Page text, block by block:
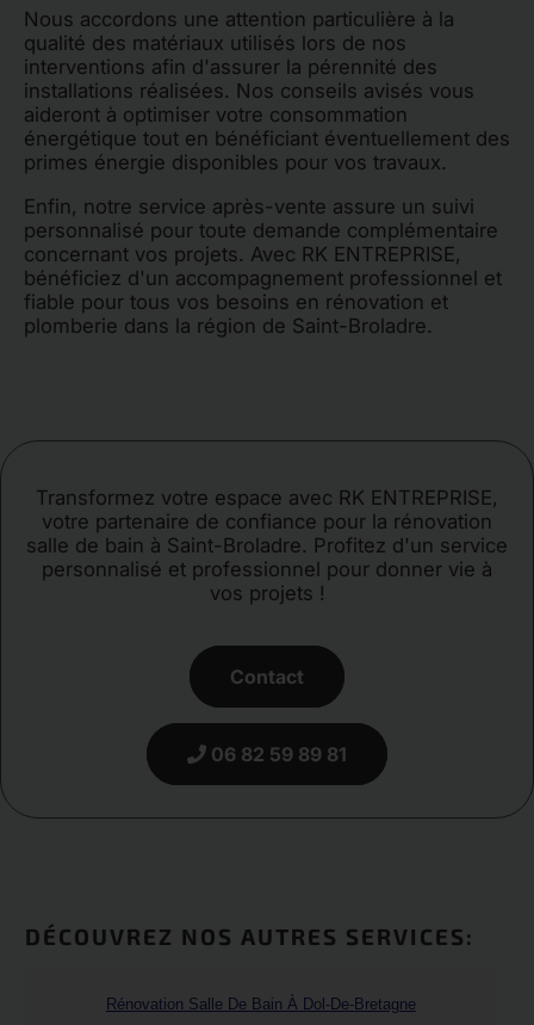
Nous accordons une attention particulière à la
qualité des matériaux utilisés lors de nos
interventions afin d'assurer la pérennité des
installations réalisées. Nos conseils avisés vous
aideront à optimiser votre consommation
énergétique tout en bénéficiant éventuellement des
primes énergie disponibles pour vos travaux.
Enfin, notre service après-vente assure un suivi
personnalisé pour toute demande complémentaire
concernant vos projets. Avec RK ENTREPRISE,
bénéficiez d'un accompagnement professionnel et
fiable pour tous vos besoins en rénovation et
plomberie dans la région de Saint-Broladre.
Transformez votre espace avec RK ENTREPRISE,
votre partenaire de confiance pour la rénovation
salle de bain à Saint-Broladre. Profitez d'un service
personnalisé et professionnel pour donner vie à
vos projets !
Contact
06 82 59 89 81
DÉCOUVREZ NOS AUTRES SERVICES:
Rénovation Salle De Bain À Dol-De-Bretagne